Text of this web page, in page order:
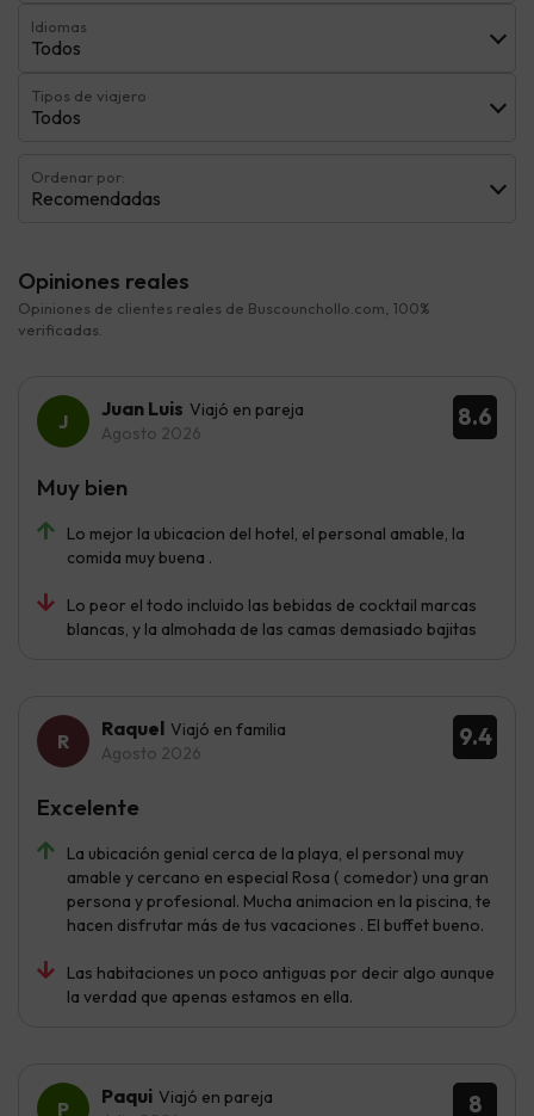
Idiomas
Todos
Tipos de viajero
Todos
Ordenar por:
Recomendadas
Opiniones reales
Opiniones de clientes reales de Buscounchollo.com, 100%
verificadas.
8.6
Juan Luis Viajó en pareja
Agosto 2026
Lo mejor la ubicacion del hotel, el personal amable, la
comida muy buena .
Lo peor el todo incluido las bebidas de cocktail marcas
blancas, y la almohada de las camas demasiado bajitas
Muy bien
9.4
Raquel Viajó en familia
Agosto 2026
La ubicación genial cerca de la playa, el personal muy
amable y cercano en especial Rosa ( comedor) una gran
persona y profesional. Mucha animacion en la piscina, te
hacen disfrutar más de tus vacaciones . El buffet bueno.
Las habitaciones un poco antiguas por decir algo aunque
la verdad que apenas estamos en ella.
Excelente
8
Paqui Viajó en pareja